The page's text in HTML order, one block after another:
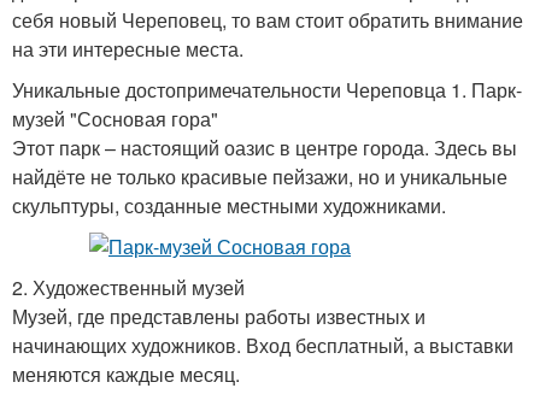
себя новый Череповец, то вам стоит обратить внимание
на эти интересные места.
Уникальные достопримечательности Череповца 1. Парк-
музей "Сосновая гора"
Этот парк – настоящий оазис в центре города. Здесь вы
найдёте не только красивые пейзажи, но и уникальные
скульптуры, созданные местными художниками.
2. Художественный музей
Музей, где представлены работы известных и
начинающих художников. Вход бесплатный, а выставки
меняются каждые месяц.